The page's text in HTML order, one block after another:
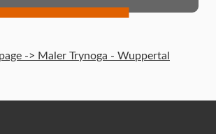
-> Maler Trynoga - Wuppertal